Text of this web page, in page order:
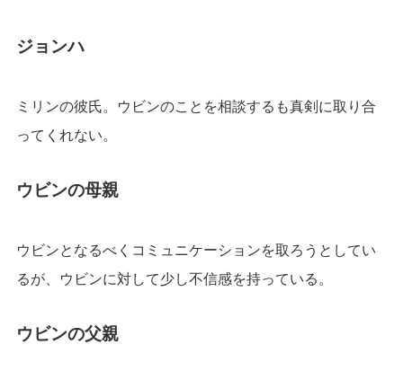
ジョンハ
ミリンの彼氏。ウビンのことを相談するも真剣に取り合
ってくれない。
ウビンの母親
ウビンとなるべくコミュニケーションを取ろうとしてい
るが、ウビンに対して少し不信感を持っている。
ウビンの父親